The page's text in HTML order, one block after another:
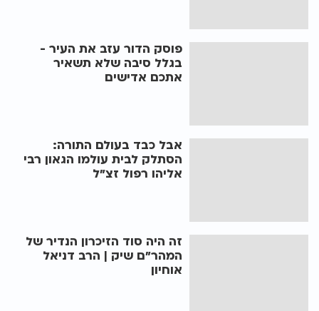
פוסק הדור עזב את העיר -
בגלל סיבה שלא תשאיר
אתכם אדישים
אבל כבד בעולם התורה:
הסתלק לבית עולמו הגאון רבי
אליהו רפול זצ"ל
זה היה סוד הזיכרון הנדיר של
המהר"ם שיק | הרב דניאל
אוחיון